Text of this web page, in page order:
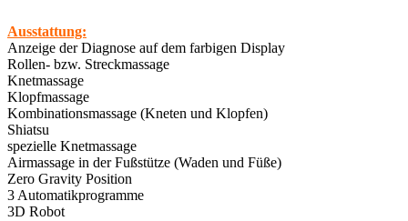
Ausstattung:
Anzeige der Diagnose auf dem farbigen Display
Rollen- bzw. Streckmassage
Knetmassage
Klopfmassage
Kombinationsmassage (Kneten und Klopfen)
Shiatsu
spezielle Knetmassage
Airmassage in der Fußstütze (Waden und Füße)
Zero Gravity Position
3 Automatikprogramme
3D Robot